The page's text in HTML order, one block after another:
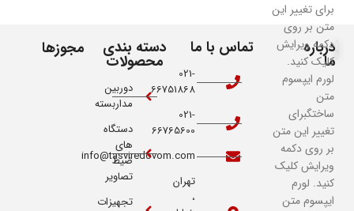
درباره
ما
برای تغییر این
متن بر روی
دکمه ویرایش
کلیک کنید.
لورم ایپسوم
متن
ساختگبرای
تغییر این متن
بر روی دکمه
ویرایش کلیک
کنید. لورم
ایپسوم متن
تماس با ما
021-
66751868
021-
66765600
info@tasviredovom.com
تهران
،
دسته بندی
محصولات
دوربین
مداربسته
دستگاه
های
ضیط
تصاویر
تجهیزات
مجوزها